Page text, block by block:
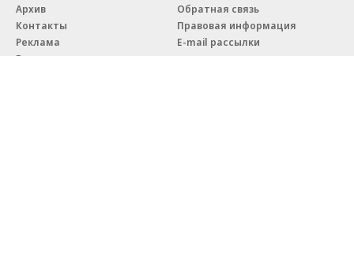
Архив
Контакты
Реклама
Вакансии
Обратная связь
Правовая информация
E-mail рассылки